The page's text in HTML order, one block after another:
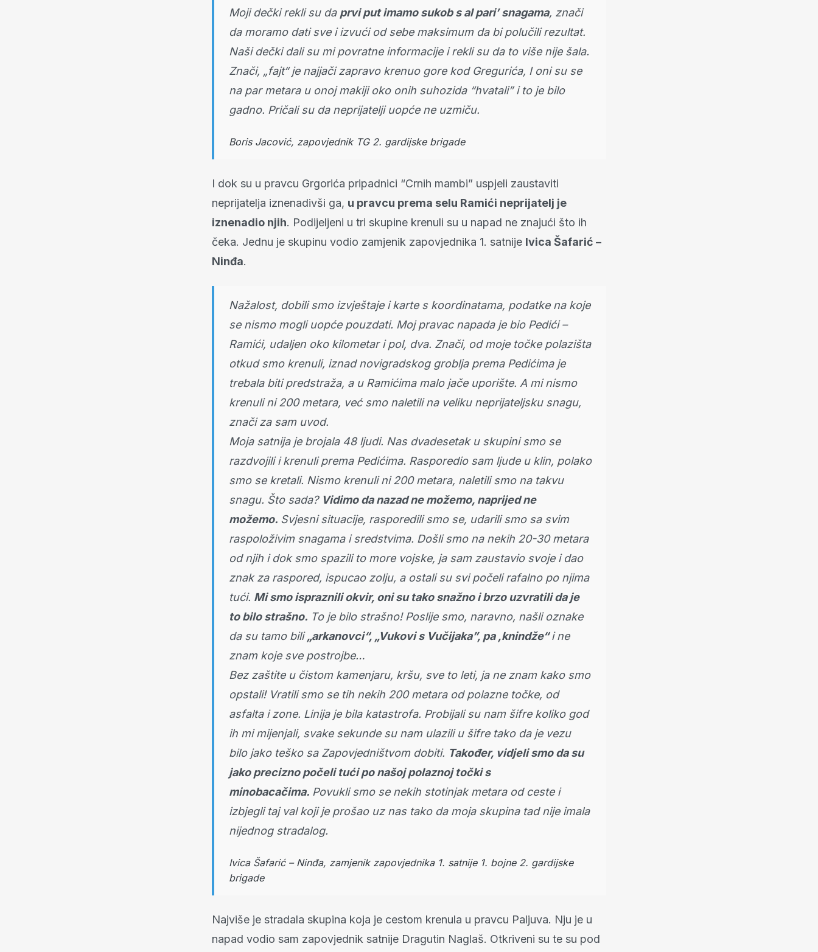
Moji dečki rekli su da prvi put imamo sukob s al pari’ snagama, znači
da moramo dati sve i izvući od sebe maksimum da bi polučili rezultat.
Naši dečki dali su mi povratne informacije i rekli su da to više nije šala.
Znači, „fajt“ je najjači zapravo krenuo gore kod Gregurića, I oni su se
na par metara u onoj makiji oko onih suhozida “hvatali” i to je bilo
gadno. Pričali su da neprijatelji uopće ne uzmiču.
Boris Jacović, zapovjednik TG 2. gardijske brigade
I dok su u pravcu Grgorića pripadnici “Crnih mambi” uspjeli zaustaviti
neprijatelja iznenadivši ga, u pravcu prema selu Ramići neprijatelj je
iznenadio njih. Podijeljeni u tri skupine krenuli su u napad ne znajući što ih
čeka. Jednu je skupinu vodio zamjenik zapovjednika 1. satnije Ivica Šafarić –
Ninđa.
Nažalost, dobili smo izvještaje i karte s koordinatama, podatke na koje
se nismo mogli uopće pouzdati. Moj pravac napada je bio Pedići –
Ramići, udaljen oko kilometar i pol, dva. Znači, od moje točke polazišta
otkud smo krenuli, iznad novigradskog groblja prema Pedićima je
trebala biti predstraža, a u Ramićima malo jače uporište. A mi nismo
krenuli ni 200 metara, već smo naletili na veliku neprijateljsku snagu,
znači za sam uvod.
Moja satnija je brojala 48 ljudi. Nas dvadesetak u skupini smo se
razdvojili i krenuli prema Pedićima. Rasporedio sam ljude u klin, polako
smo se kretali. Nismo krenuli ni 200 metara, naletili smo na takvu
snagu. Što sada? Vidimo da nazad ne možemo, naprijed ne
možemo. Svjesni situacije, rasporedili smo se, udarili smo sa svim
raspoloživim snagama i sredstvima. Došli smo na nekih 20-30 metara
od njih i dok smo spazili to more vojske, ja sam zaustavio svoje i dao
znak za raspored, ispucao zolju, a ostali su svi počeli rafalno po njima
tući. Mi smo ispraznili okvir, oni su tako snažno i brzo uzvratili da je
to bilo strašno. To je bilo strašno! Poslije smo, naravno, našli oznake
da su tamo bili„arkanovci“, „Vukovi s Vučijaka”, pa ,knindže“i ne
znam koje sve postrojbe…
Bez zaštite u čistom kamenjaru, kršu, sve to leti, ja ne znam kako smo
opstali! Vratili smo se tih nekih 200 metara od polazne točke, od
asfalta i zone. Linija je bila katastrofa. Probijali su nam šifre koliko god
ih mi mijenjali, svake sekunde su nam ulazili u šifre tako da je vezu
bilo jako teško sa Zapovjedništvom dobiti. Također, vidjeli smo da su
jako precizno počeli tući po našoj polaznoj točki s
minobacačima. Povukli smo se nekih stotinjak metara od ceste i
izbjegli taj val koji je prošao uz nas tako da moja skupina tad nije imala
nijednog stradalog.
Ivica Šafarić – Ninđa, zamjenik zapovjednika 1. satnije 1. bojne 2. gardijske
brigade
Najviše je stradala skupina koja je cestom krenula u pravcu Paljuva. Nju je u
napad vodio sam zapovjednik satnije Dragutin Naglaš. Otkriveni su te su pod